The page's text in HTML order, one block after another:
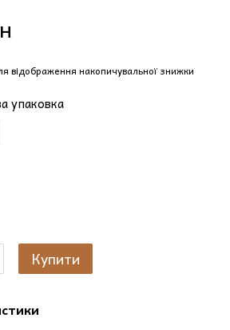
відображення накопичувальної знижки
упаковка
Купити